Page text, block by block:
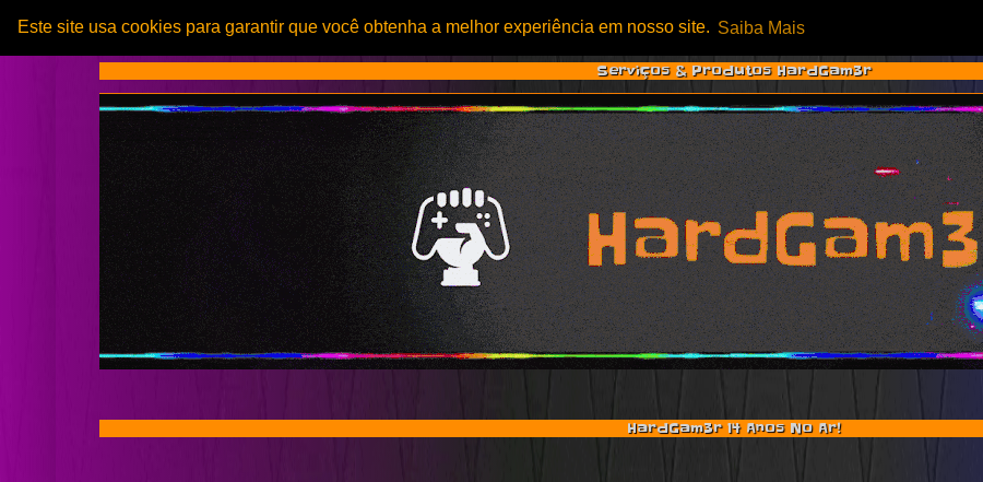
Este site usa cookies para garantir que você obtenha a melhor experiência em nosso site. Saiba Mais
Serviços & Produtos HardGam3r
HardGam3r 14 Anos No Ar!